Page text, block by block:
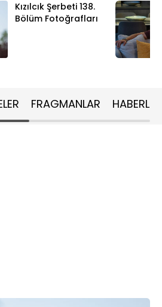
Kızılcık Şerbeti 138.
Bölüm Fotoğrafları
FRAGMANLAR HABERLER